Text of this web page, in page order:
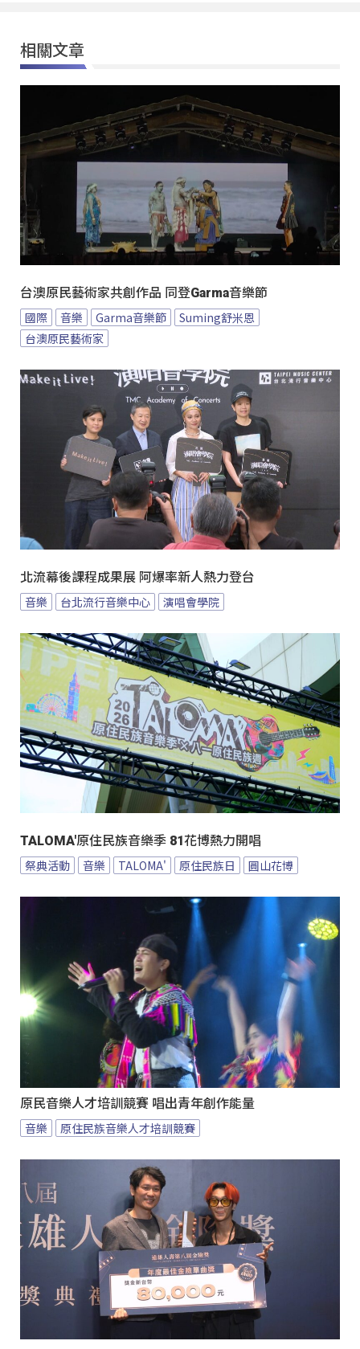
相關文章
台澳原民藝術家共創作品 同登Garma音樂節
國際 音樂 Garma音樂節
Suming舒米恩
台澳原民藝術家
北流幕後課程成果展 阿爆率新人熱力登台
音樂 台北流行音樂中心 演唱會學院
TALOMA'原住民族音樂季 81花博熱力開唱
祭典活動 音樂 TALOMA' 原住民族日 圓山花博
原民音樂人才培訓競賽 唱出青年創作能量
音樂 原住民族音樂人才培訓競賽